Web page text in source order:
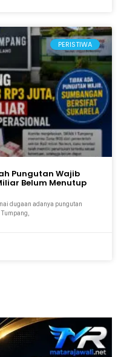
PERISTIWA
Pungutan Wajib
Belum Menutup
dugaan adanya pungutan